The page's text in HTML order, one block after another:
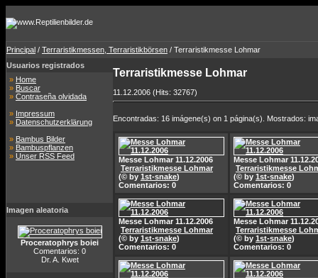
Principal / Terraristikmessen, Terraristikbörsen / Terraristikmesse Lohmar
Usuarios registrados
» Home
» Buscar
» Contraseña olvidada
» Impressum
» Datenschutzerklärung
» Bambus Bilder
» Bambuspflanzen
» Unser RSS Feed
Imagen aleatoria
Proceratophrys boiei
Comentarios: 0
Dr. A. Kwet
Terraristikmesse Lohmar
11.12.2006 (Hits: 32767)
Encontradas: 16 imágene(s) on 1 página(s). Mostrados:
Messe Lohmar 11.12.2006
Terraristikmesse Lohmar
(© by 1st-snake)
Comentarios: 0
Messe Lohmar
Terraristikmesse
(© by 1st-snake)
Comentarios: 0
Messe Lohmar 11.12.2006
Terraristikmesse Lohmar
(© by 1st-snake)
Comentarios: 0
Messe Lohmar
Terraristikmesse
(© by 1st-snake)
Comentarios: 0